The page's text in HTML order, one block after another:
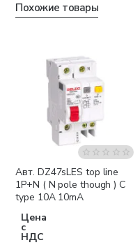
Похожие товары
Авт. DZ47sLES top line
1P+N ( N pole though ) C
type 10A 10mA
Цена
с
НДС